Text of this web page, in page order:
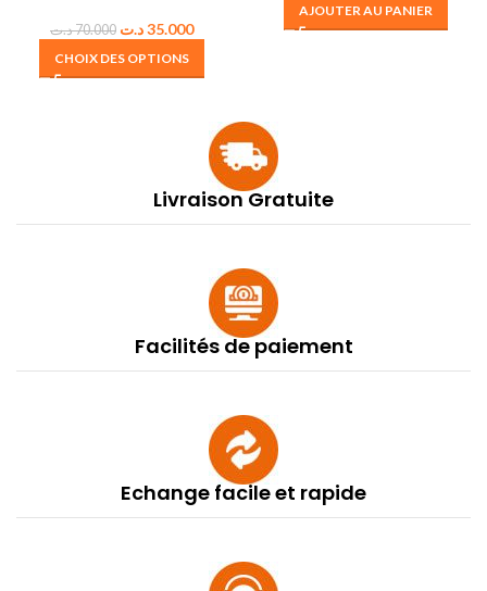
70.000د.ت 35.000د.ت
CHOIX DES OPTIONS
AJOUTER AU PANIER
Livraison Gratuite
Facilités de paiement
Echange facile et rapide